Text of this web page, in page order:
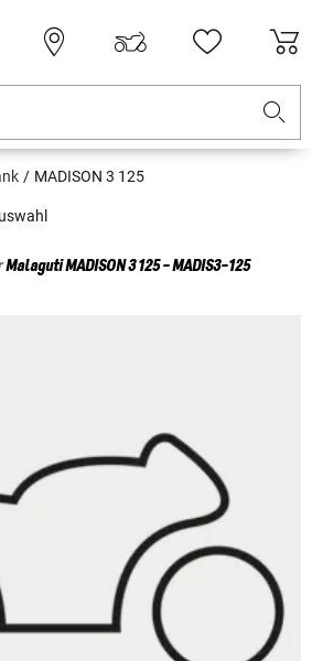
MADISON 3 125
MalagutiMADISON 3 125 - MADIS3-125